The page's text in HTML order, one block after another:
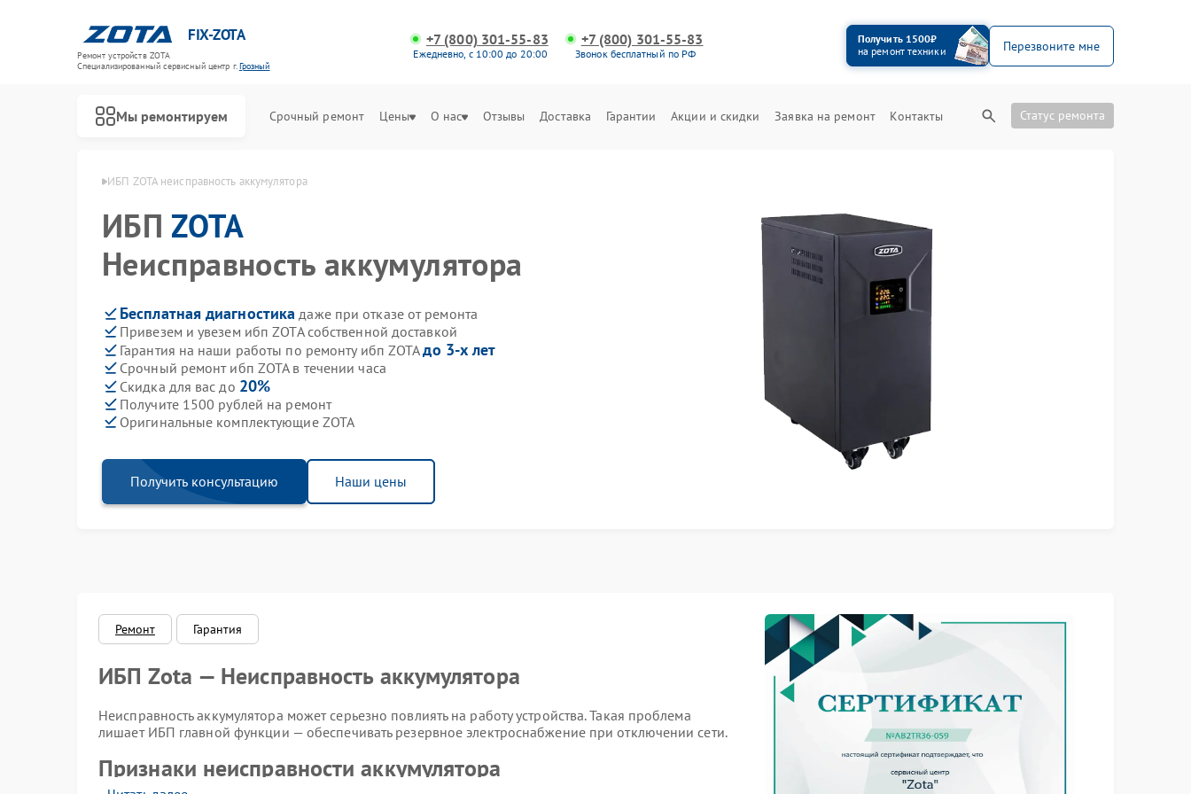
FIX-ZOTA
Ремонт устройств ZOTA
Специализированный cервисный центр г.Грозный
+7 (800) 301-55-83
Ежедневно, с 10:00 до 20:00
+7 (800) 301-55-83
Звонок бесплатный по РФ
Получить 1500₽
на ремонт техники
Перезвоните мне
Мы ремонтируем Срочный ремонт Цены О нас Отзывы Доставка Гарантии Акции и скидки Заявка на ремонт Контакты Статус ремонта
ZOTA в Грозном ИБП ZOTA неисправность аккумулятора
ИБП ZOTA
Неисправность аккумулятора
Бесплатная диагностика даже при отказе от ремонта
Привезем и увезем ибп ZOTA собственной доставкой
Гарантия на наши работы по ремонту ибп ZOTAдо 3-х лет
Срочный ремонт ибп ZOTA в течении часа
Скидка для вас до 20%
Получите 1500 рублей на ремонт
Оригинальные комплектующие ZOTA
Получить консультацию Наши цены
Ремонт Гарантия
ИБП Zota — Неисправность аккумулятора
Неисправность аккумулятора может серьезно повлиять на работу устройства. Такая проблема
лишает ИБП главной функции — обеспечивать резервное электроснабжение при отключении сети.
Признаки неисправности аккумулятора